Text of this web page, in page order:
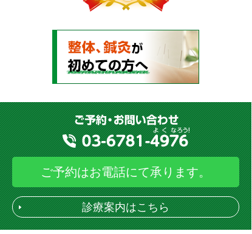
ご予約はお電話にて承ります。
診療案内はこちら